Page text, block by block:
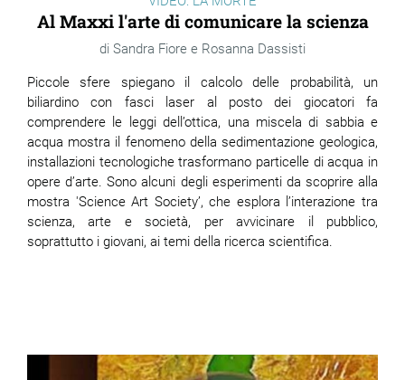
Al Maxxi l'arte di comunicare la scienza
Sandra Fiore e Rosanna Dassisti
Piccole sfere spiegano il calcolo delle probabilità, un
biliardino con fasci laser al posto dei giocatori fa
comprendere le leggi dell’ottica, una miscela di sabbia e
acqua mostra il fenomeno della sedimentazione geologica,
installazioni tecnologiche trasformano particelle di acqua in
opere d’arte. Sono alcuni degli esperimenti da scoprire alla
mostra 'Science Art Society’, che esplora l’interazione tra
scienza, arte e società, per avvicinare il pubblico,
soprattutto i giovani, ai temi della ricerca scientifica.